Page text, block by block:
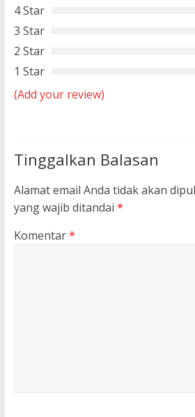
4 Star
3 Star
2 Star
1 Star
(Add your review)
Tinggalkan Balasan
Alamat email Anda tidak akan
yang wajib ditandai *
Komentar*